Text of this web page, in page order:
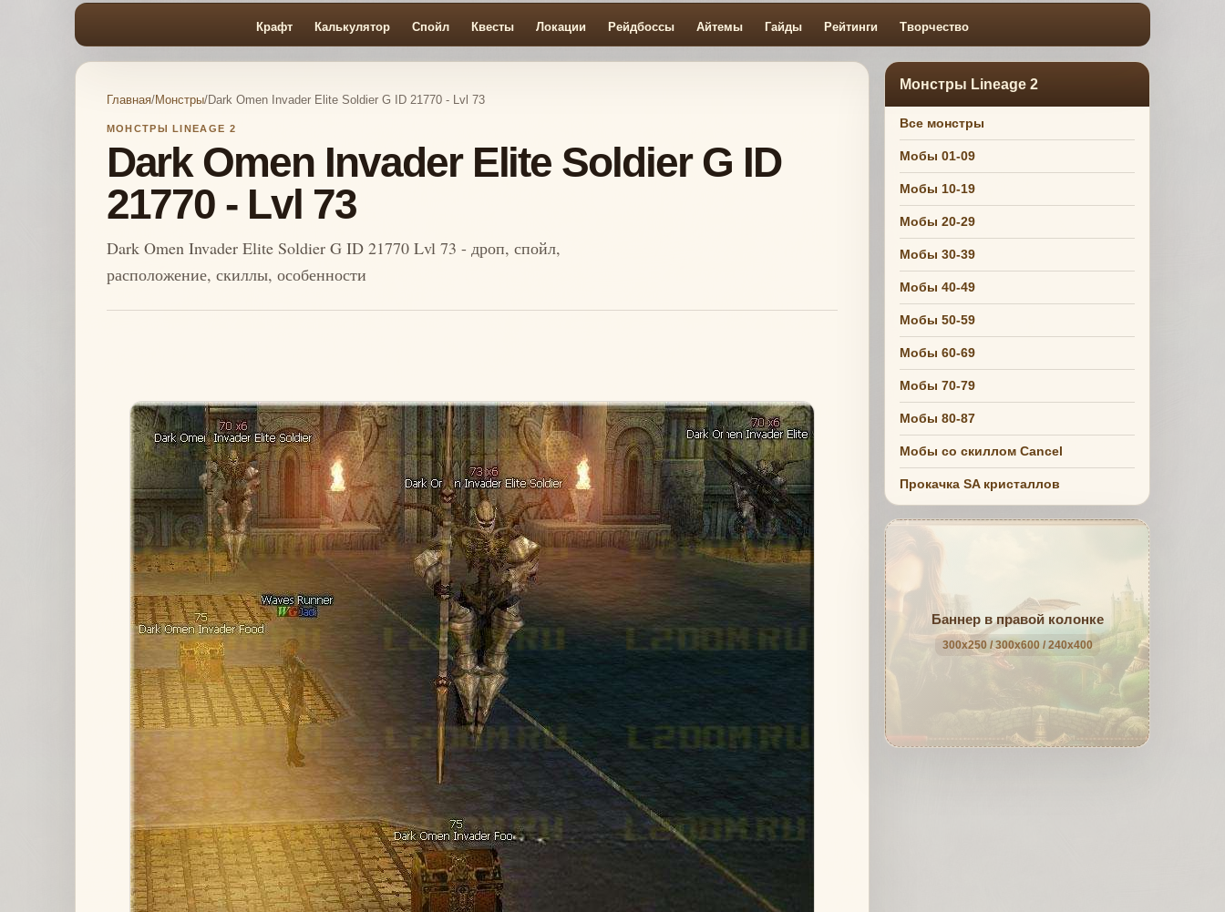
Крафт Калькулятор Спойл Квесты Локации Рейдбоссы Айтемы Гайды Рейтинги Творчество
Главная/Монстры/Dark Omen Invader Elite Soldier G ID 21770 - Lvl 73
МОНСТРЫ LINEAGE 2
Dark Omen Invader Elite Soldier G ID
21770 - Lvl 73
Dark Omen Invader Elite Soldier G ID 21770 Lvl 73 - дроп, спойл,
расположение, скиллы, особенности
Монстры Lineage 2
Все монстры
Мобы 01-09
Мобы 10-19
Мобы 20-29
Мобы 30-39
Мобы 40-49
Мобы 50-59
Мобы 60-69
Мобы 70-79
Мобы 80-87
Мобы со скиллом Cancel
Прокачка SA кристаллов
Баннер в правой колонке
300x250 / 300x600 / 240x400